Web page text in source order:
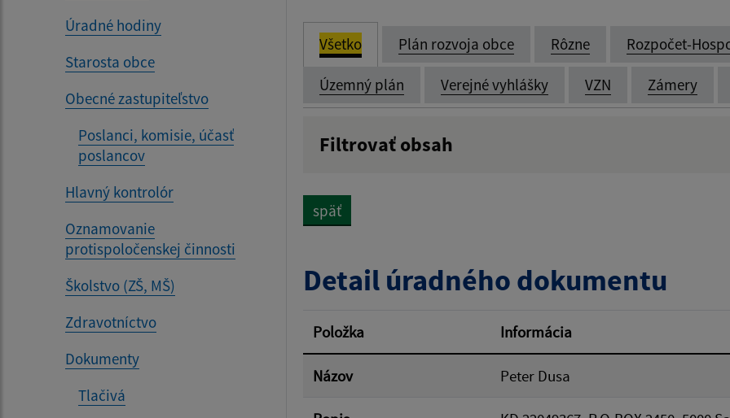
Úradné hodiny
Starosta obce
Obecné zastupiteľstvo
Poslanci, komisie, účasť
poslancov
Hlavný kontrolór
Oznamovanie
protispoločenskej činnosti
Školstvo (ZŠ, MŠ)
Zdravotníctvo
Dokumenty
Tlačivá
Všetko Plán rozvoja obce Rôzne Rozpočet-
Územný plán Verejné vyhlášky VZN Zámery
Filtrovať obsah
Filtrovať
späť
Detail úradného dokumentu
Položka Informácia
Názov Peter Dusa